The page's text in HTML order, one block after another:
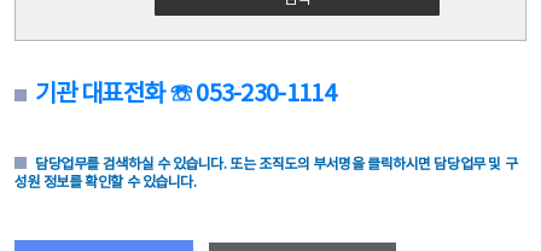
기관 대표전화 ☏ 053-230-1114
담당업무를 검색하실 수 있습니다. 또는 조직도의 부서명을 클릭하시면 담당업무 및 구
성원 정보를 확인할 수 있습니다.